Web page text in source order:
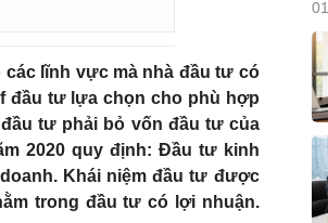
các lĩnh vực mà nhà đầu tư có
đầu tư lựa chọn cho phù hợp
tư phải bỏ vốn đầu tư của
2020 quy định: Đầu tư kinh
Khái niệm đầu tư được
trong đầu tư có lợi nhuận.